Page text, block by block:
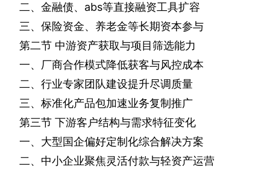
二、金融债、 abs等直接融资工具扩容
三、保险资金、养老金等长期资本参与
第二节 中游资产获取与项目筛选能力
一、厂商合作模式降低获客与风控成本
二、行业专家团队建设提升尽调质量
三、标准化产品包加速业务复制推广
第三节 下游客户结构与需求特征变化
一、大型国企偏好定制化综合解决方案
二、中小企业聚焦灵活付款与轻资产运营